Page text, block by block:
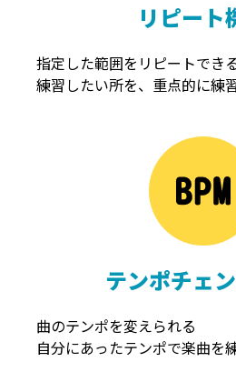
リピート
指定した範囲をリピートでき
練習したい所を、重点的に練
テンポチェ
曲のテンポを変えられる
自分にあったテンポで楽曲を